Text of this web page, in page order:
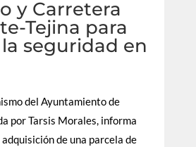
y Carretera
Tejina para
seguridad en
del Ayuntamiento de
por Tarsis Morales, informa
de una parcela de